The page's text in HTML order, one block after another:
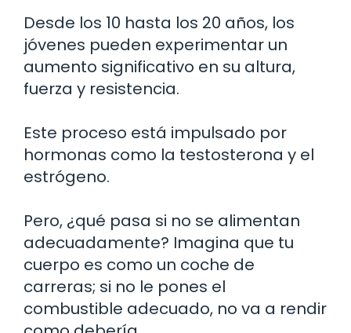
Desde los 10 hasta los 20 años, los
jóvenes pueden experimentar un
aumento significativo en su altura,
fuerza y resistencia.
Este proceso está impulsado por
hormonas como la testosterona y el
estrógeno.
Pero, ¿qué pasa si no se alimentan
adecuadamente? Imagina que tu
cuerpo es como un coche de
carreras; si no le pones el
combustible adecuado, no va a rendir